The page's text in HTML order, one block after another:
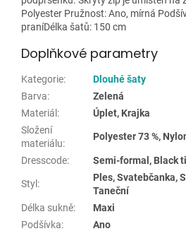
Polyester Pružnost: Ano, mírná
praníDélka šatů: 150 cm
Doplňkové parametry
Kategorie:
Dlouhé šaty
Barva:
Zelená
Materiál :
Úplet, Krajka
Složení
materiálu:
Polyester 73 %,
Dresscode: Semi-formal, Black
Styl :
Ples, Svatebčanka,
Taneční
Délka sukně:
Maxi
Podšívka:
Ano